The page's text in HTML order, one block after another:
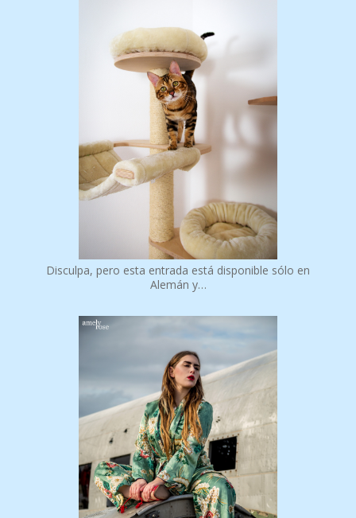
Disculpa, pero esta entrada está disponible sólo en
Alemán y…